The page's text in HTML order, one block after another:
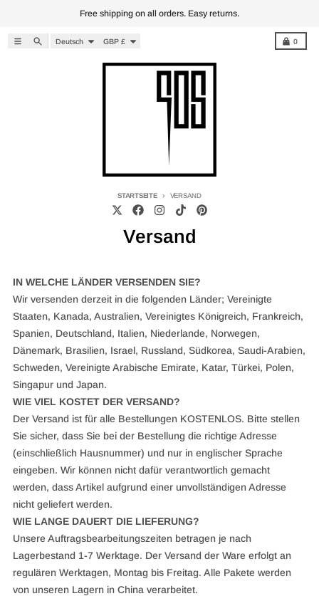
Free shipping on all orders. Easy returns.
Menü SuchenSprache
Deutsch Land/Region
GBP £ 0
Karren
STARTSEITE VERSAND
Versand
IN WELCHE LÄNDER VERSENDEN SIE?
Wir versenden derzeit in die folgenden Länder; Vereinigte
Staaten, Kanada, Australien, Vereinigtes Königreich, Frankreich,
Spanien, Deutschland, Italien, Niederlande, Norwegen,
Dänemark, Brasilien, Israel, Russland, Südkorea, Saudi-Arabien,
Schweden, Vereinigte Arabische Emirate, Katar, Türkei, Polen,
Singapur und Japan.
WIE VIEL KOSTET DER VERSAND?
Der Versand ist für alle Bestellungen KOSTENLOS. Bitte stellen
Sie sicher, dass Sie bei der Bestellung die richtige Adresse
(einschließlich Hausnummer) und nur in englischer Sprache
eingeben. Wir können nicht dafür verantwortlich gemacht
werden, dass Artikel aufgrund einer unvollständigen Adresse
nicht geliefert werden.
WIE LANGE DAUERT DIE LIEFERUNG?
Unsere Auftragsbearbeitungszeiten betragen je nach
Lagerbestand 1-7 Werktage. Der Versand der Ware erfolgt an
regulären Werktagen, Montag bis Freitag. Alle Pakete werden
von unseren Lagern in China verarbeitet.